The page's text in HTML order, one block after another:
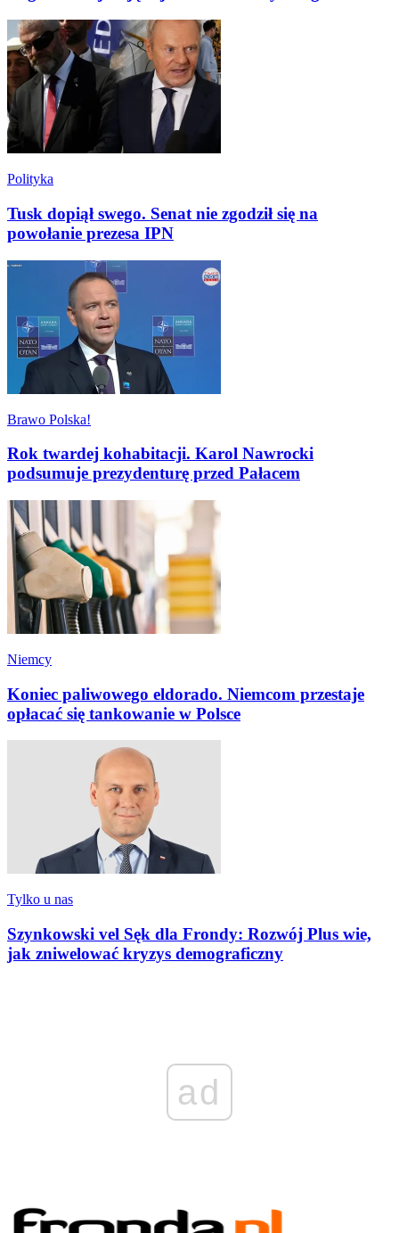
Polityka
Tusk dopiął swego. Senat nie zgodził się na
powołanie prezesa IPN
Brawo Polska!
Rok twardej kohabitacji. Karol Nawrocki
podsumuje prezydenturę przed Pałacem
Niemcy
Koniec paliwowego eldorado. Niemcom przestaje
opłacać się tankowanie w Polsce
Tylko u nas
Szynkowski vel Sęk dla Frondy: Rozwój Plus wie,
jak zniwelować kryzys demograficzny
ad